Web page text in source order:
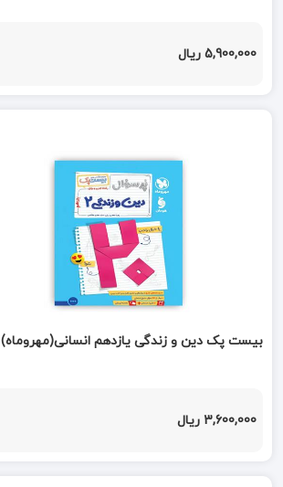
5,900,000 ریال
بیست پک دین و زندگی یازدهم انسانی(مهروماه)
3,600,000 ریال